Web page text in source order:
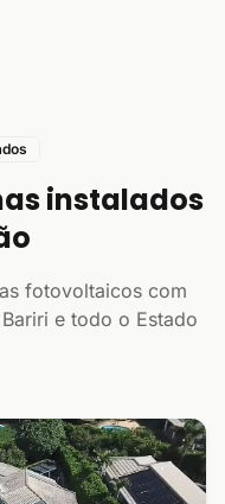
instalados
fotovoltaicos com
e todo o Estado